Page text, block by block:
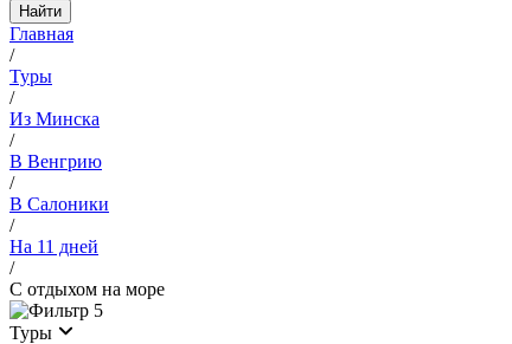
Найти
Главная
/
Туры
/
Из Минска
/
В Венгрию
/
В Салоники
/
На 11 дней
/
С отдыхом на море
5
Туры